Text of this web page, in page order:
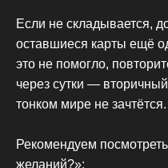
Если не складывается,
оставшиеся карты ещё
это не помогло,
через сутки — вторичный
тонком мире не зачтётся.
Рекомендуем
желаний?»: